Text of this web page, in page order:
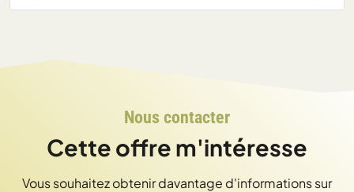
Nous contacter
Cette offre m'intéresse
Vous souhaitez obtenir davantage d'informations sur